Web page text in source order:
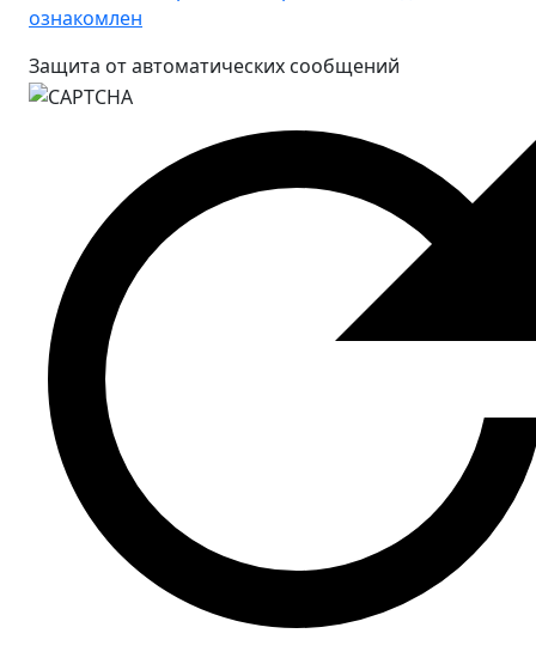
ознакомлен
Защита от автоматических сообщений